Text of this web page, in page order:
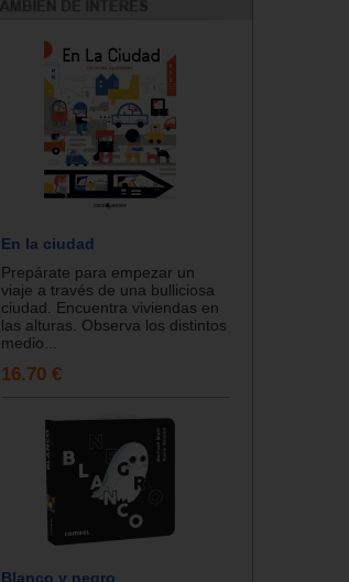
En la ciudad
Prepárate para empezar un
viaje a través de una bulliciosa
ciudad. Encuentra viviendas en
las alturas. Observa los distintos
medio...
16.70 €
Blanco y negro